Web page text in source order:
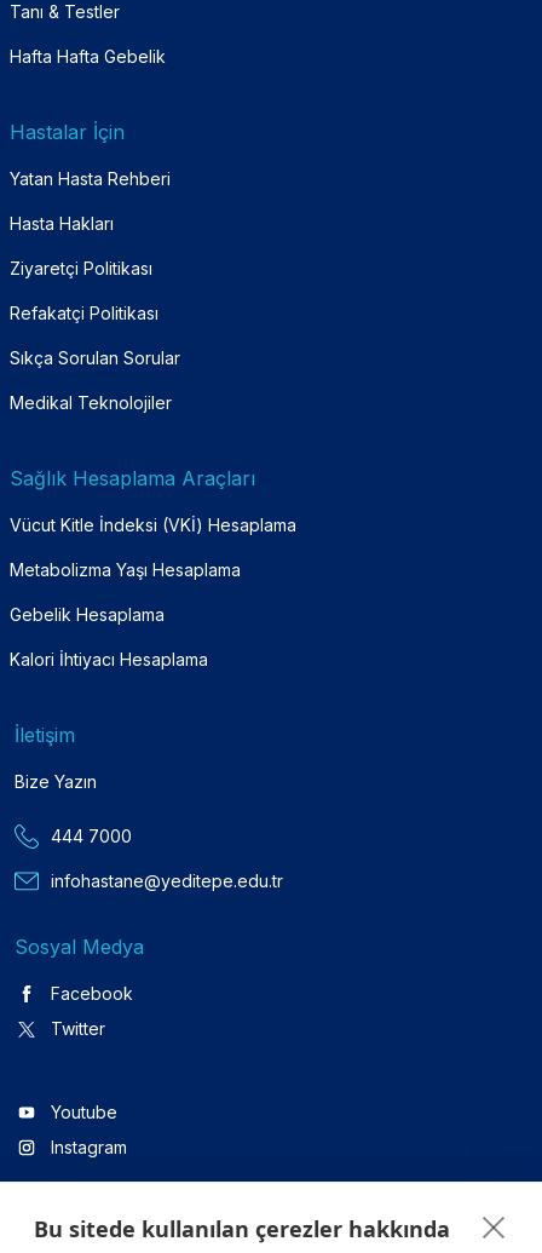
Tanı & Testler
Hafta Hafta Gebelik
Hastalar İçin
Yatan Hasta Rehberi
Hasta Hakları
Ziyaretçi Politikası
Refakatçi Politikası
Sıkça Sorulan Sorular
Medikal Teknolojiler
Sağlık Hesaplama Araçları
Vücut Kitle İndeksi (VKİ) Hesaplama
Metabolizma Yaşı Hesaplama
Gebelik Hesaplama
Kalori İhtiyacı Hesaplama
İletişim
Bize Yazın
444 7000
infohastane@yeditepe.edu.tr
Sosyal Medya
Facebook
Twitter
Youtube
Instagram
Linkedin
Bu sitede kullanılan çerezler hakkında